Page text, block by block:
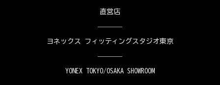
直営店
ヨネックス フィッティングスタジオ東京
YONEX TOKYO/OSAKA SHOWROOM